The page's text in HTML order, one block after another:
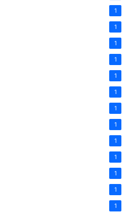
1
1
1
1
1
1
1
1
1
1
1
1
1